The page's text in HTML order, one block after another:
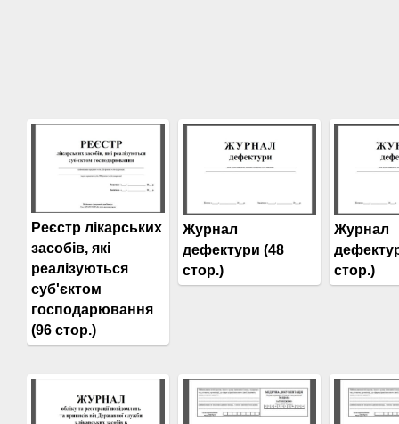
Реєстр лікарських
засобів, які
реалізуються
суб'єктом
господарювання
(96 стор.)
Журнал
дефектури (48
стор.)
Журнал
стор.)